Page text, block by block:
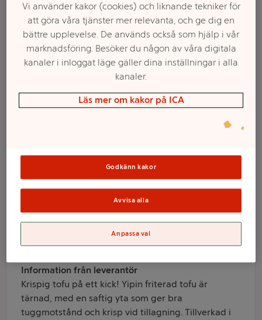
Tofu Färsk Tärnad
Yipin
Yipin
Information från leverantör
Krispig tofu på ett kick! Yipin friterad tofu är
tärnad, med en saftig yta som ger bra
tuggmotstånd och krisp vid tillagning. Tillverkad i
Välj butik och handla
Sortimentet kan variera mellan butikerna
Vi använder kakor (cookies) och liknande tekniker för
att göra våra tjänster mer relevanta, och ge dig en
bättre upplevelse. De används också som hjälp i vår
marknadsföring. Besöker du någon av våra digitala
kanaler i inloggat läge gäller dina inställningar i alla
kanaler.
Läs mer om kakor på ICA
Godkänn kakor
Avvisa alla
Anpassa val